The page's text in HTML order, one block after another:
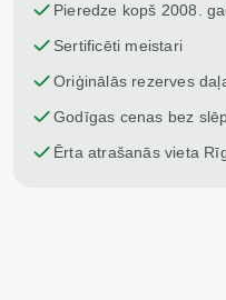
Pieredze kopš 2008.
Sertificēti meistari
Oriģinālās rezerves
Godīgas cenas bez
Ērta atrašanās vieta